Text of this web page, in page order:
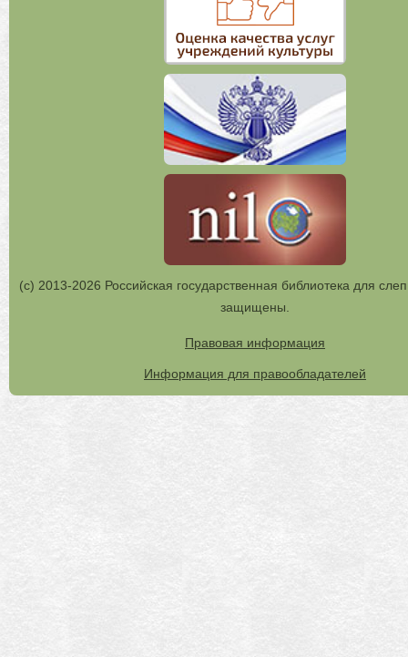
(с) 2013-2026 Российская государственная библиотека для
защищены.
Правовая информация
Информация для правообладателей